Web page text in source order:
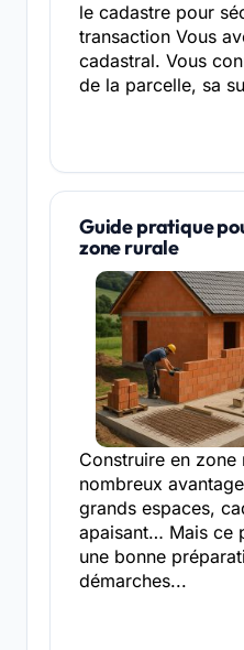
le cadastre pour
transaction Vous
cadastral. Vous
de la parcelle, sa
Guide pratique
zone rurale
Construire en
nombreux
grands espaces,
apaisant… Mais ce
une bonne
démarches...